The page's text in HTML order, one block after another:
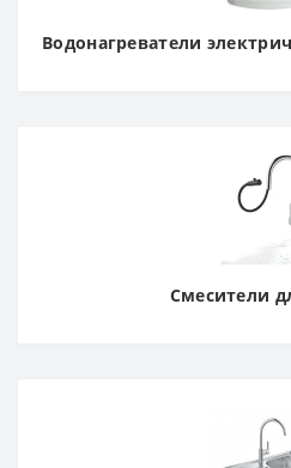
Водонагреватели
Смесители